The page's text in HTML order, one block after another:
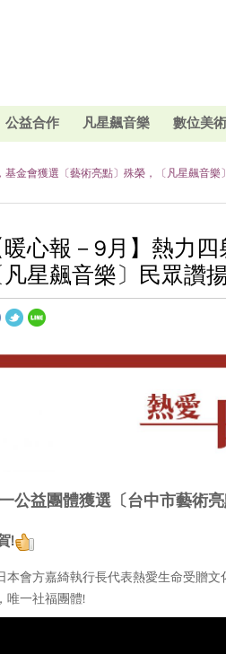
公益合作 凡星飆音樂 數位美
基金會獲選〔藝術亮點〕殊榮，〔凡星飆音樂
暖心報－9月】熱力
凡星飆音樂〕民眾讚
公益團體獲選〔台中市藝術
!
本會方嘉綺執行長代表熱愛生命受贈
唯一社福團體!